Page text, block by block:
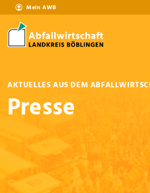
Mein AWB
AKTUELLES AUS DEM
Presse